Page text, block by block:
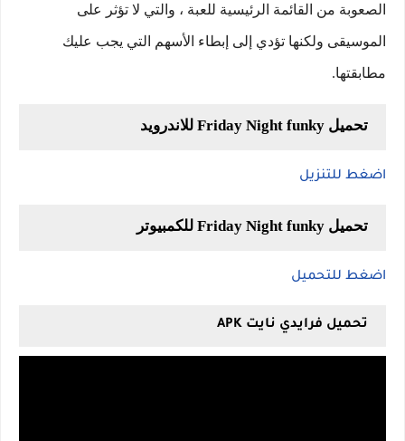
الصعوبة من القائمة الرئيسية للعبة ، والتي لا تؤثر على
الموسيقى ولكنها تؤدي إلى إبطاء الأسهم التي يجب عليك
مطابقتها.
تحميل Friday Night funky للاندرويد
اضغط للتنزيل
تحميل Friday Night funky للكمبيوتر
اضغط للتحميل
تحميل فرايدي نايت APK